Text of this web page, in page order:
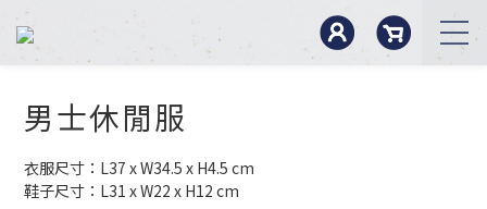
男士休閒服
衣服尺寸：L37 x W34.5 x H4.5 cm
鞋子尺寸：L31 x W22 x H12 cm